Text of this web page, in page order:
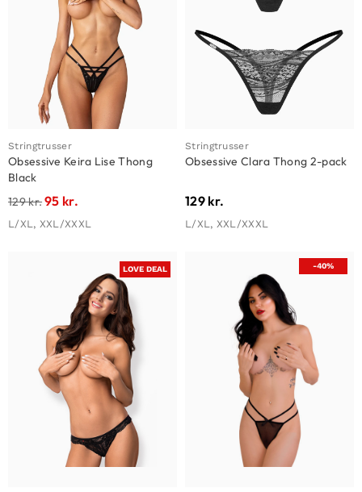
Stringtrusser
Obsessive Keira Lise Thong
Black
129kr.95 kr.
L/XL, XXL/XXXL
Stringtrusser
Obsessive Clara Thong 2-pack
129 kr.
L/XL, XXL/XXXL
LOVE DEAL -40%